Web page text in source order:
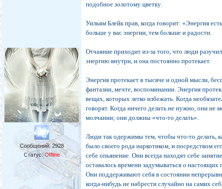
Сообщений:2928
Статус: Offline
подобное золотому цветку.
Уильям Блейк прав, когда говорит: «Энергия
больше у вас энергии, тем больше и радости.
Отчаяние приходит из‑за того, что люди
энергию внутри, и она постоянно протекает.
Энергия протекает в тысяче и одной мысли,
фантазии, мечте, воспоминании. Энергия
вещах, которых легко избежать. Когда
говорят. Когда ничего делать не нужно, они не
молчании; они должны «что‑то делать».
Люди так одержимы тем, чтобы что‑то делать,
было своего рода наркотиком, и посредством
себе опьянение. Они всегда находят себе
оставалось времени задумываться о
Они поддерживают себя в состоянии
когда‑нибудь не набрести случайно на самих